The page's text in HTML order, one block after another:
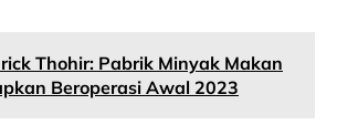
Thohir: Pabrik Minyak Makan
Beroperasi Awal 2023